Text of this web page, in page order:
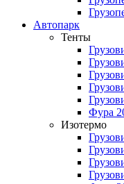
Автопарк
Тенты
Фура
Изотермо